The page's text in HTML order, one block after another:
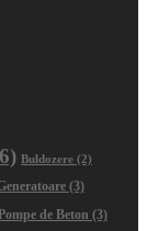
Buldozere (2)
(3)
de Beton (3)